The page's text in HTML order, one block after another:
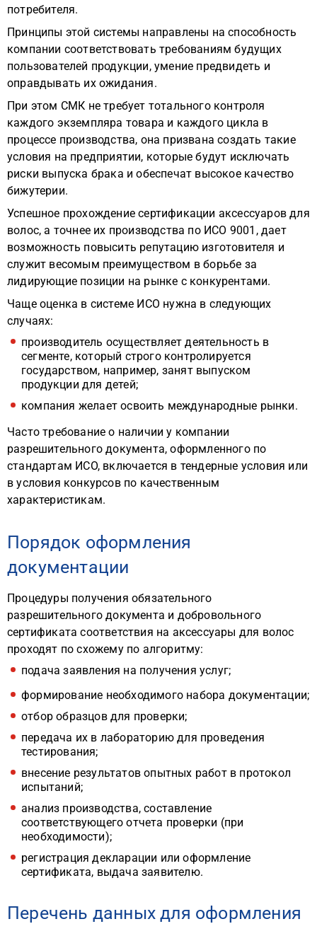
потребителя.
Принципы этой системы направлены на способность
компании соответствовать требованиям будущих
пользователей продукции, умение предвидеть и
оправдывать их ожидания.
При этом СМК не требует тотального контроля
каждого экземпляра товара и каждого цикла в
процессе производства, она призвана создать такие
условия на предприятии, которые будут исключать
риски выпуска брака и обеспечат высокое качество
бижутерии.
Успешное прохождение сертификации аксессуаров для
волос, а точнее их производства по ИСО 9001, дает
возможность повысить репутацию изготовителя и
служит весомым преимуществом в борьбе за
лидирующие позиции на рынке с конкурентами.
Чаще оценка в системе ИСО нужна в следующих
случаях:
производитель осуществляет деятельность в
сегменте, который строго контролируется
государством, например, занят выпуском
продукции для детей;
компания желает освоить международные рынки.
Часто требование о наличии у компании
разрешительного документа, оформленного по
стандартам ИСО, включается в тендерные условия или
в условия конкурсов по качественным
характеристикам.
Порядок оформления
документации
Процедуры получения обязательного
разрешительного документа и добровольного
сертификата соответствия на аксессуары для волос
проходят по схожему по алгоритму:
подача заявления на получения услуг;
формирование необходимого набора документации;
отбор образцов для проверки;
передача их в лабораторию для проведения
тестирования;
внесение результатов опытных работ в протокол
испытаний;
анализ производства, составление
соответствующего отчета проверки (при
необходимости);
регистрация декларации или оформление
сертификата, выдача заявителю.
Перечень данных для оформления